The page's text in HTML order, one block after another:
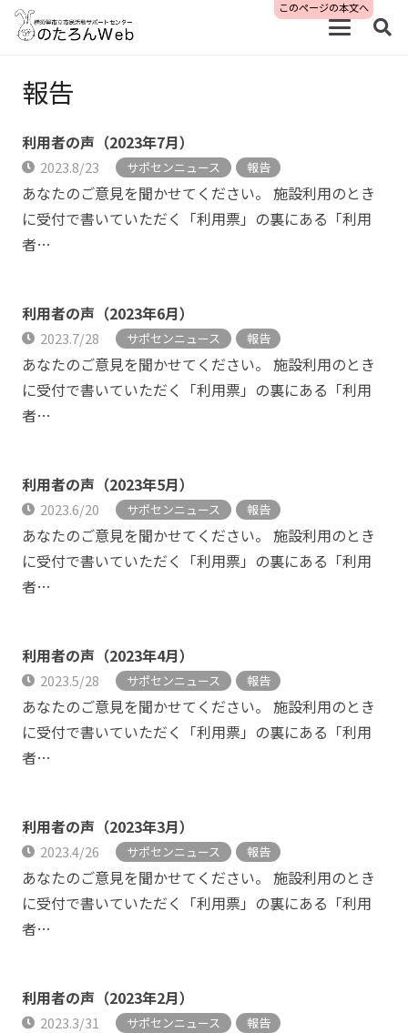
このページの本文へ
報告
利用者の声（2023年7月）
2023.8/23 サポセンニュース 報告
あなたのご意見を聞かせてください。 施設利用のとき
に受付で書いていただく「利用票」の裏にある「利用
者…
利用者の声（2023年6月）
2023.7/28 サポセンニュース 報告
あなたのご意見を聞かせてください。 施設利用のとき
に受付で書いていただく「利用票」の裏にある「利用
者…
利用者の声（2023年5月）
2023.6/20 サポセンニュース 報告
あなたのご意見を聞かせてください。 施設利用のとき
に受付で書いていただく「利用票」の裏にある「利用
者…
利用者の声（2023年4月）
2023.5/28 サポセンニュース 報告
あなたのご意見を聞かせてください。 施設利用のとき
に受付で書いていただく「利用票」の裏にある「利用
者…
利用者の声（2023年3月）
2023.4/26 サポセンニュース 報告
あなたのご意見を聞かせてください。 施設利用のとき
に受付で書いていただく「利用票」の裏にある「利用
者…
利用者の声（2023年2月）
2023.3/31 サポセンニュース 報告